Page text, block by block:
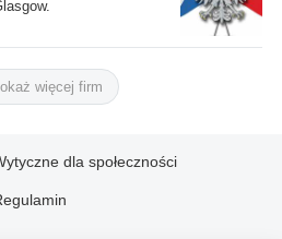
więcej firm
dla społeczności